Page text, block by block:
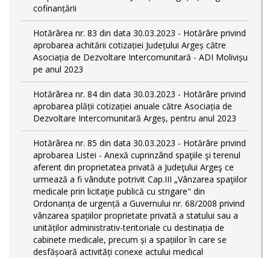
cofinanțării
Hotărârea nr. 83 din data 30.03.2023 - Hotărâre privind
aprobarea achitării cotizației Județului Argeș către
Asociația de Dezvoltare Intercomunitară - ADI Molivișu
pe anul 2023
Hotărârea nr. 84 din data 30.03.2023 - Hotărâre privind
aprobarea plății cotizației anuale către Asociația de
Dezvoltare Intercomunitară Argeș, pentru anul 2023
Hotărârea nr. 85 din data 30.03.2023 - Hotărâre privind
aprobarea Listei - Anexă cuprinzând spaţiile şi terenul
aferent din proprietatea privată a Judeţului Argeş ce
urmează a fi vândute potrivit Cap.III „Vânzarea spaţiilor
medicale prin licitaţie publică cu strigare" din
Ordonanța de urgență a Guvernului nr. 68/2008 privind
vânzarea spațiilor proprietate privată a statului sau a
unităților administrativ-teritoriale cu destinația de
cabinete medicale, precum și a spațiilor în care se
desfășoară activități conexe actului medical